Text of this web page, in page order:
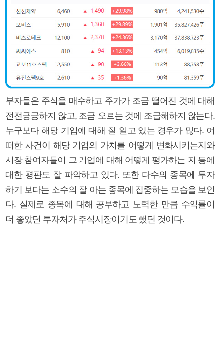
부자들은 주식을 매수하고 주가가 조금 떨어진 것에 대해
전전긍긍하지 않고, 조금 오르는 것에 조급해하지 않는다.
누구보다 해당 기업에 대해 잘 알고 있는 경우가 많다. 어
떠한 사건이 해당 기업의 가치를 어떻게 변화시키는지와
시장 참여자들이 그 기업에 대해 어떻게 평가하는 지 등에
대한 평판도 잘 파악하고 있다. 또한 다수의 종목에 투자
하기 보다는 소수의 잘 아는 종목에 집중하는 모습을 보인
다. 실제로 종목에 대해 공부하고 노력한 만큼 수익률이
더 좋았던 투자처가 주식시장이기도 했던 것이다.